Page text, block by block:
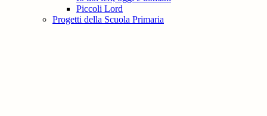
Piccoli Lord
Progetti della Scuola Primaria